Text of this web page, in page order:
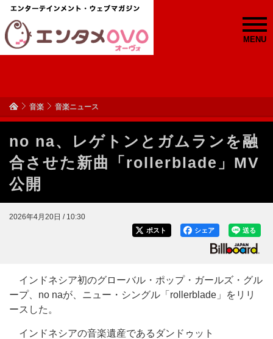
MENU
音楽 音楽ニュース
no na、レゲトンとガムランを融
合させた新曲「rollerblade」MV
公開
2026年4月20日 / 10:30
送る
シェア
ポスト
インドネシア初のグローバル・ポップ・ガールズ・グル
ープ、no naが、ニュー・シングル「rollerblade」をリリ
ースした。
インドネシアの音楽遺産であるダンドゥット